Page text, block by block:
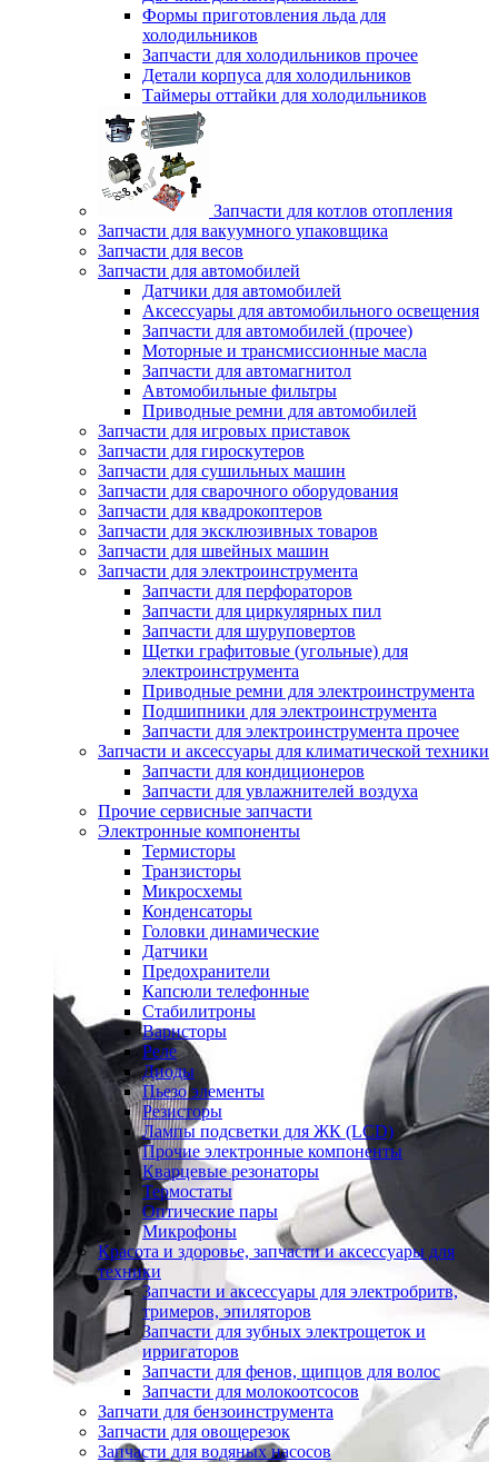
Формы приготовления льда для
холодильников
Запчасти для холодильников прочее
Детали корпуса для холодильников
Таймеры оттайки для холодильников
Запчасти для котлов отопления
Запчасти для вакуумного упаковщика
Запчасти для весов
Запчасти для автомобилей
Датчики для автомобилей
Аксессуары для автомобильного освещения
Запчасти для автомобилей (прочее)
Моторные и трансмиссионные масла
Запчасти для автомагнитол
Автомобильные фильтры
Приводные ремни для автомобилей
Запчасти для игровых приставок
Запчасти для гироскутеров
Запчасти для сушильных машин
Запчасти для сварочного оборудования
Запчасти для квадрокоптеров
Запчасти для эксклюзивных товаров
Запчасти для швейных машин
Запчасти для электроинструмента
Запчасти для перфораторов
Запчасти для циркулярных пил
Запчасти для шуруповертов
Щетки графитовые (угольные) для
электроинструмента
Приводные ремни для электроинструмента
Подшипники для электроинструмента
Запчасти для электроинструмента прочее
Запчасти и аксессуары для климатической техники
Запчасти для кондиционеров
Запчасти для увлажнителей воздуха
Прочие сервисные запчасти
Электронные компоненты
Термисторы
Транзисторы
Микросхемы
Конденсаторы
Головки динамические
Датчики
Предохранители
Капсюли телефонные
Стабилитроны
Варисторы
Реле
Диоды
Пьезо элементы
Резисторы
Лампы подсветки для ЖК (LCD)
Прочие электронные компоненты
Кварцевые резонаторы
Термостаты
Оптические пары
Микрофоны
Красота и здоровье, запчасти и аксессуары для
техники
Запчасти и аксессуары для электробритв,
тримеров, эпиляторов
Запчасти для зубных электрощеток и
ирригаторов
Запчасти для фенов, щипцов для волос
Запчасти для молокоотсосов
Запчати для бензоинструмента
Запчасти для овощерезок
Запчасти для водяных насосов